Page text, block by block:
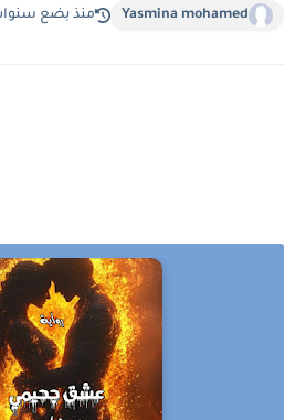
Yasmina mohamed منذ بضع